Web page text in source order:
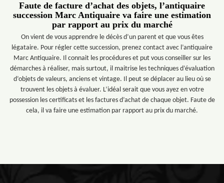
Faute de facture d’achat des objets, l’antiquaire
succession Marc Antiquaire va faire une estimation
par rapport au prix du marché
On vient de vous apprendre le décès d’un parent et que vous êtes
légataire. Pour régler cette succession, prenez contact avec l’antiquaire
Marc Antiquaire. Il connait les procédures et put vous conseiller sur les
démarches à réaliser, mais surtout, il maitrise les techniques d’évaluation
d’objets de valeurs, anciens et vintage. Il peut se déplacer au lieu où se
trouvent les objets à évaluer. L’idéal serait que vous ayez en votre
possession les certificats et les factures d’achat de chaque objet. Faute de
cela, il va faire une estimation par rapport au prix du marché.